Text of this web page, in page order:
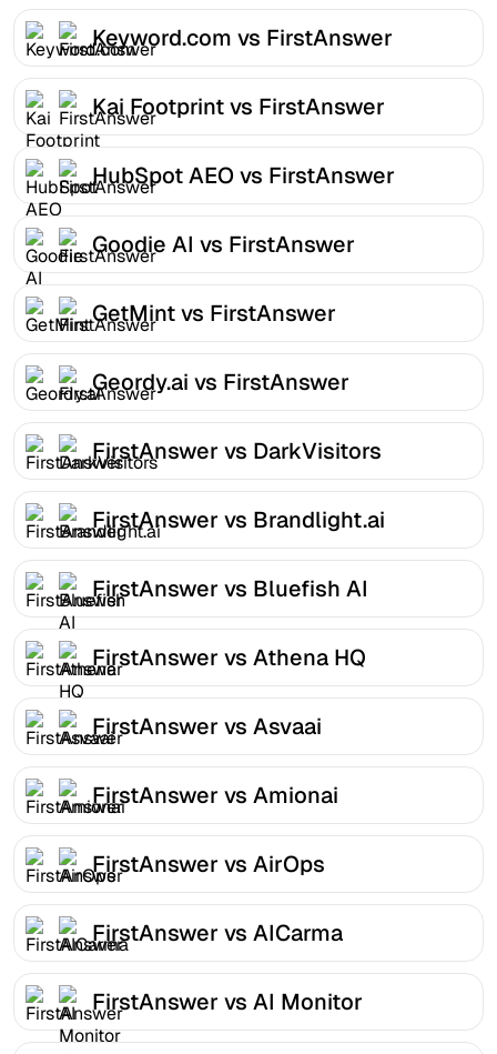
Keyword.com vs FirstAnswer
Kai Footprint vs FirstAnswer
HubSpot AEO vs FirstAnswer
Goodie AI vs FirstAnswer
GetMint vs FirstAnswer
Geordy.ai vs FirstAnswer
FirstAnswer vs DarkVisitors
FirstAnswer vs Brandlight.ai
FirstAnswer vs Bluefish AI
FirstAnswer vs Athena HQ
FirstAnswer vs Asvaai
FirstAnswer vs Amionai
FirstAnswer vs AirOps
FirstAnswer vs AICarma
FirstAnswer vs AI Monitor